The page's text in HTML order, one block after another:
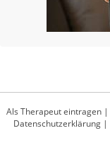
Als Therapeut eintragen |
Datenschutzerklärung|